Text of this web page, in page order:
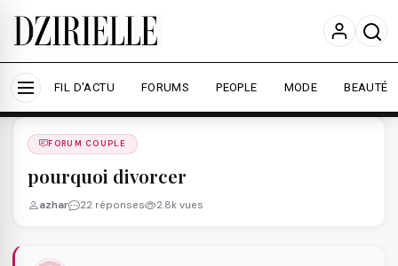
Nous utilisons des cookies pour améliorer votre
expérience et mesurer l'audience.
En savoir plus
Accepter tout Personnaliser
FIL D'ACTU FORUMS PEOPLE MODE BEAUTÉ
Forums
FORUM COUPLE
pourquoi divorcer
azhar 22 réponses 2.8k vues